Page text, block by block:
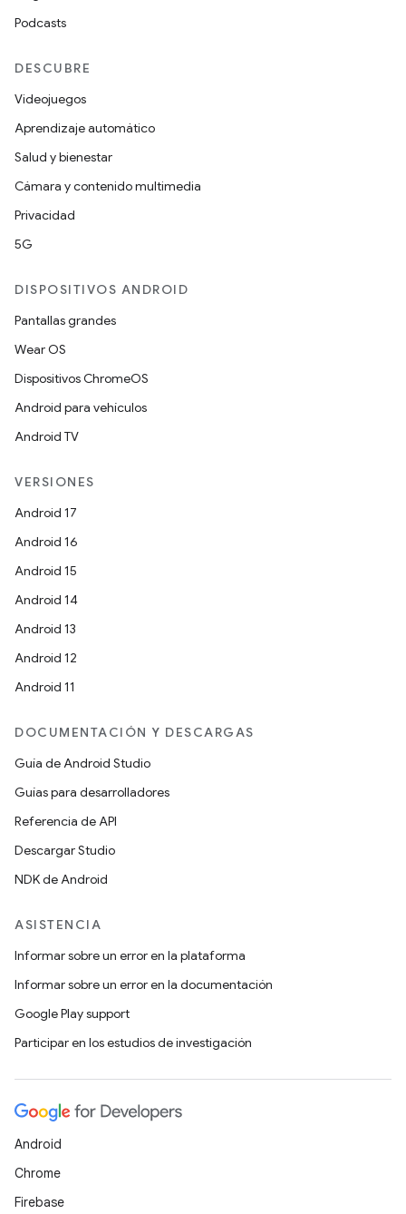
Podcasts
DESCUBRE
Videojuegos
Aprendizaje automático
Salud y bienestar
Cámara y contenido multimedia
Privacidad
5G
DISPOSITIVOS ANDROID
Pantallas grandes
Wear OS
Dispositivos ChromeOS
Android para vehículos
Android TV
VERSIONES
Android 17
Android 16
Android 15
Android 14
Android 13
Android 12
Android 11
DOCUMENTACIÓN Y DESCARGAS
Guía de Android Studio
Guías para desarrolladores
Referencia de API
Descargar Studio
NDK de Android
ASISTENCIA
Informar sobre un error en la plataforma
Informar sobre un error en la documentación
Google Play support
Participar en los estudios de investigación
Android
Chrome
Firebase